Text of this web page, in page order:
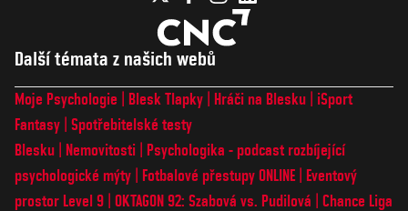
Další témata z našich webů
Moje Psychologie Blesk Tlapky Hráči na Blesku
iSport
Fantasy Spotřebitelské testy
Blesku
Nemovitosti
Psychologika - podcast rozbíjející
psychologické mýty
Fotbalové přestupy ONLINE
Eventový
prostor Level 9 OKTAGON 92: Szabová vs. Pudilová
Chance Liga